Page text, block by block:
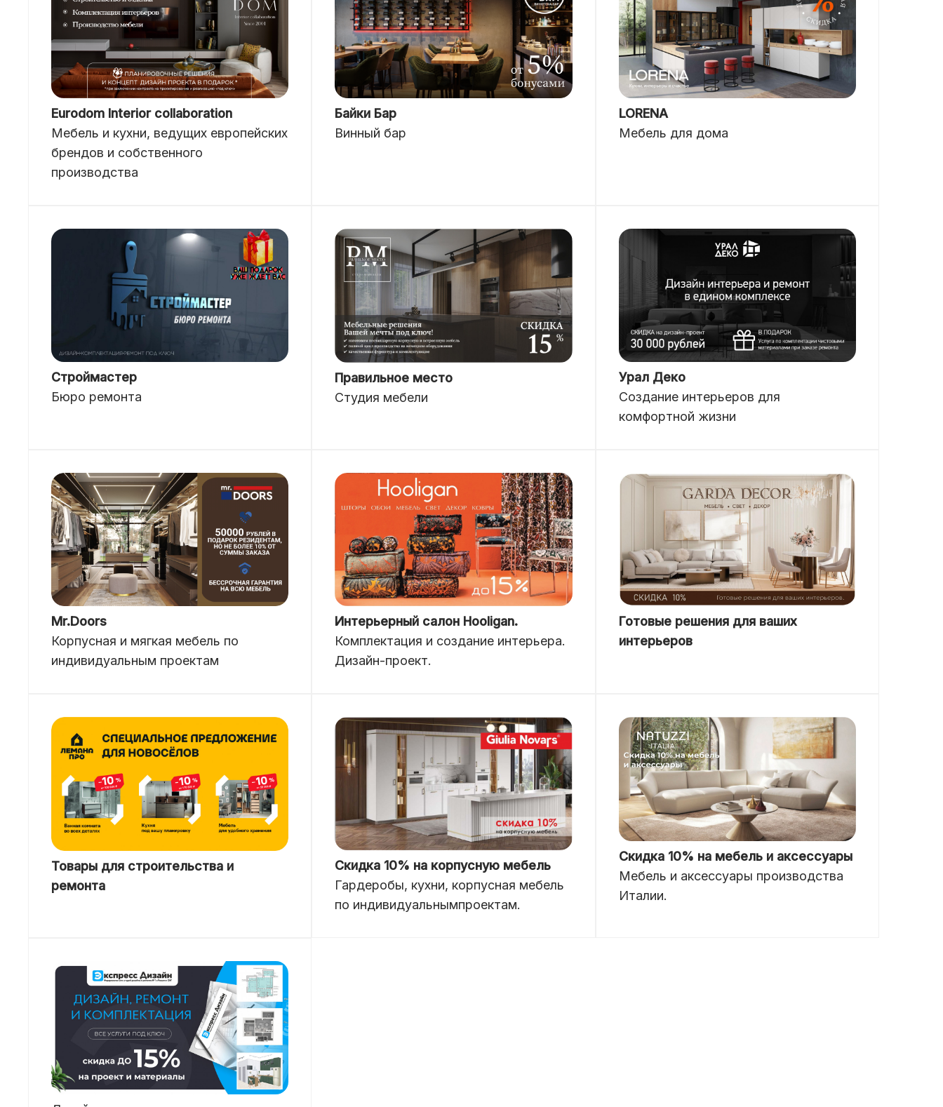
Eurodom Interior collaboration
Мебель и кухни, ведущих европейских
брендов и собственного
производства
Байки Бар
Винный бар
LORENA
Мебель для дома
Строймастер
Бюро ремонта
Правильное место
Студия мебели
Урал Деко
Создание интерьеров для
комфортной жизни
Mr.Doors
Корпусная и мягкая мебель по
индивидуальным проектам
Интерьерный салон Hooligan.
Комплектация и создание интерьера.
Дизайн-проект.
Готовые решения для ваших
интерьеров
Товары для строительства и
ремонта
Скидка 10% на корпусную мебель
Гардеробы, кухни, корпусная мебель
по индивидуальнымпроектам.
Скидка 10% на мебель и аксессуары
Мебель и аксессуары производства
Италии.